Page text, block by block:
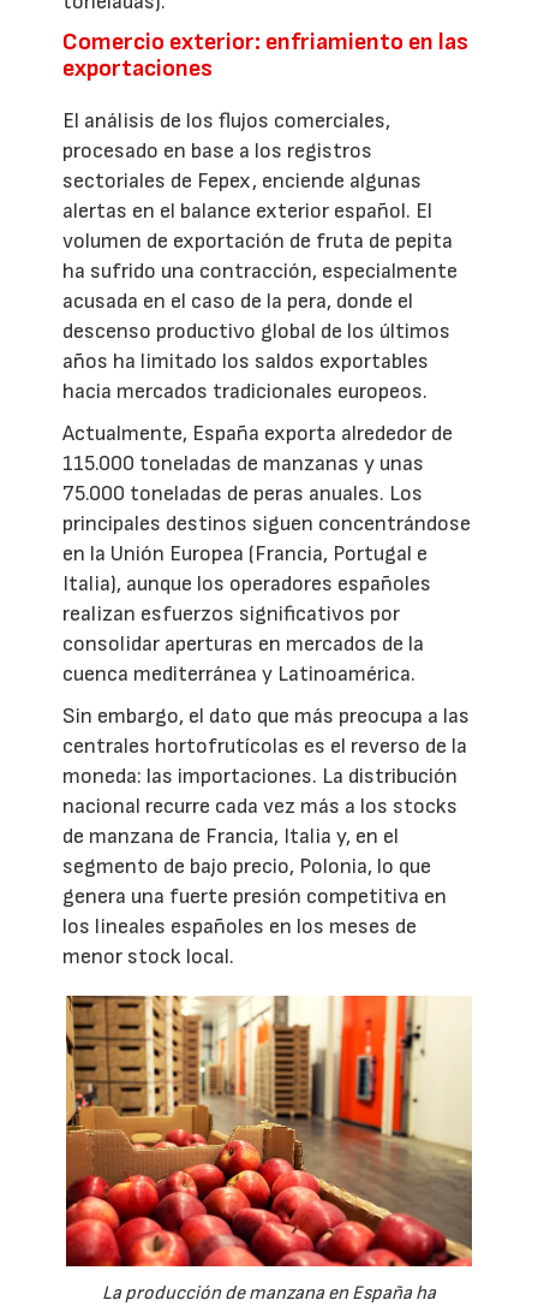
Comercio exterior: enfriamiento en las
exportaciones
El análisis de los flujos comerciales,
procesado en base a los registros
sectoriales de Fepex, enciende algunas
alertas en el balance exterior español. El
volumen de exportación de fruta de pepita
ha sufrido una contracción, especialmente
acusada en el caso de la pera, donde el
descenso productivo global de los últimos
años ha limitado los saldos exportables
hacia mercados tradicionales europeos.
Actualmente, España exporta alrededor de
115.000 toneladas de manzanas y unas
75.000 toneladas de peras anuales. Los
principales destinos siguen concentrándose
en la Unión Europea (Francia, Portugal e
Italia), aunque los operadores españoles
realizan esfuerzos significativos por
consolidar aperturas en mercados de la
cuenca mediterránea y Latinoamérica.
Sin embargo, el dato que más preocupa a las
centrales hortofrutícolas es el reverso de la
moneda: las importaciones. La distribución
nacional recurre cada vez más a los stocks
de manzana de Francia, Italia y, en el
segmento de bajo precio, Polonia, lo que
genera una fuerte presión competitiva en
los lineales españoles en los meses de
menor stock local.
La producción de manzana en España ha